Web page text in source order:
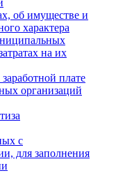
об имуществе и
характера
на их
плате
организаций
с
для заполнения